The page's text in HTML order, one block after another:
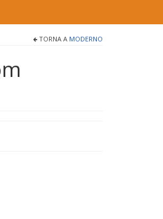
TORNA A MODERNO